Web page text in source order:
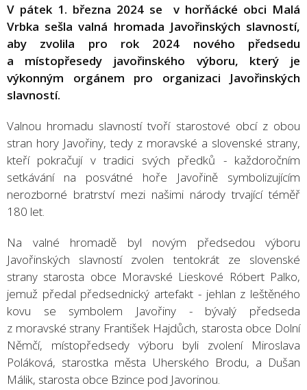
V pátek 1. března 2024 se v horňácké obci Malá
Vrbka sešla valná hromada Javořinských slavností,
aby zvolila pro rok 2024 nového předsedu
a místopřesedy javořinského výboru, který je
výkonným orgánem pro organizaci Javořinských
slavností.
Valnou hromadu slavností tvoří starostové obcí z obou
stran hory Javořiny, tedy z moravské a slovenské strany,
kteří pokračují v tradici svých předků - každoročním
setkávání na posvátné hoře Javořině symbolizujícím
nerozborné bratrství mezi našimi národy trvající téměř
180 let.
Na valné hromadě byl novým předsedou výboru
Javořinských slavností zvolen tentokrát ze slovenské
strany starosta obce Moravské Lieskové Róbert Palko,
jemuž předal předsednický artefakt - jehlan z leštěného
kovu se symbolem Javořiny - bývalý předseda
z moravské strany František Hajdůch, starosta obce Dolní
Němčí, místopředsedy výboru byli zvolení Miroslava
Poláková, starostka města Uherského Brodu, a Dušan
Málik, starosta obce Bzince pod Javorinou.